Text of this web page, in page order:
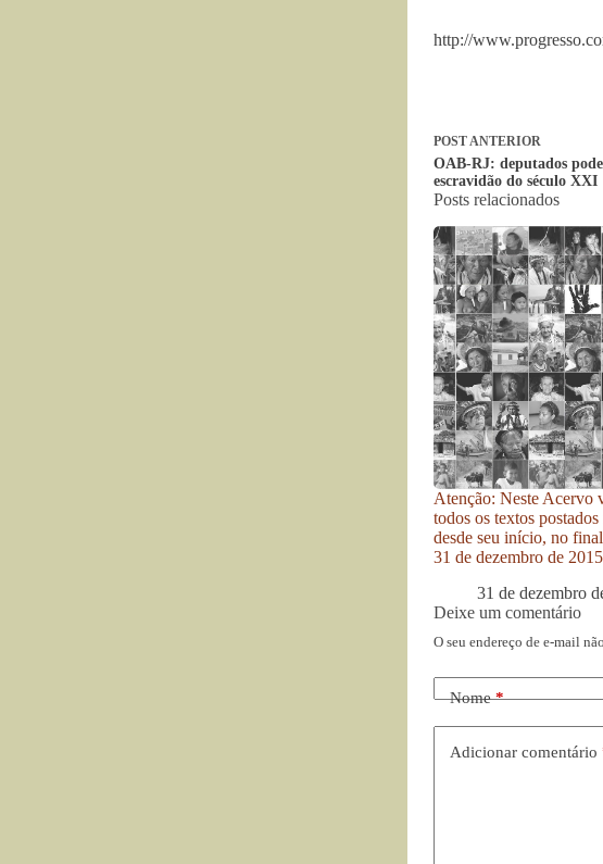
http://
POSTANTERIOR
OAB-RJ: deputados
escravidão do século XXI
Posts relacionados
Atenção: Neste Acervo
todos os textos
desde seu início, no
31 de dezembro de
31 de dezembro
Deixe um comentário
O seu endereço de e-mail
Nome*
Adicionar comentário